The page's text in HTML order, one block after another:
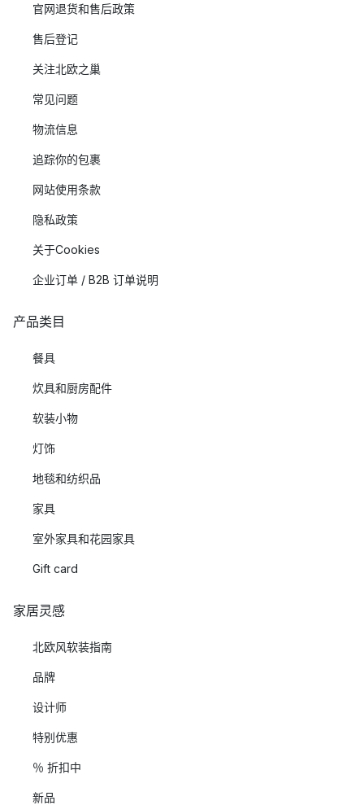
官网退货和售后政策
售后登记
关注北欧之巢
常见问题
物流信息
追踪你的包裹
网站使用条款
隐私政策
关于Cookies
企业订单 / B2B 订单说明
产品类目
餐具
炊具和厨房配件
软装小物
灯饰
地毯和纺织品
家具
室外家具和花园家具
Gift card
家居灵感
北欧风软装指南
品牌
设计师
特别优惠
％ 折扣中
新品